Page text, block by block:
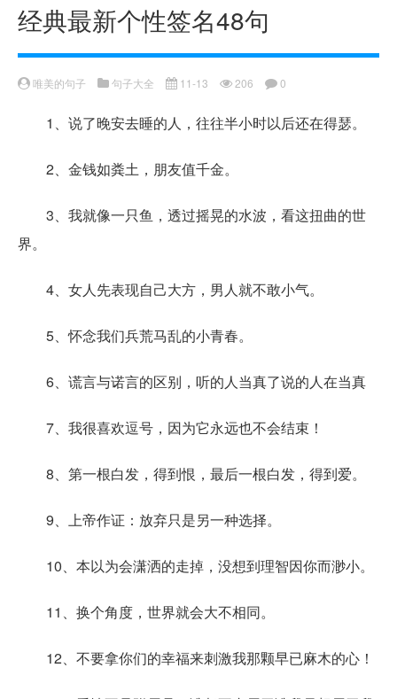
经典最新个性签名48句
唯美的句子 句子大全 11-13 206 0
1、说了晚安去睡的人，往往半小时以后还在得瑟。
2、金钱如粪土，朋友值千金。
3、我就像一只鱼，透过摇晃的水波，看这扭曲的世
界。
4、女人先表现自己大方，男人就不敢小气。
5、怀念我们兵荒马乱的小青春。
6、谎言与诺言的区别，听的人当真了说的人在当真
7、我很喜欢逗号，因为它永远也不会结束！
8、第一根白发，得到恨，最后一根白发，得到爱。
9、上帝作证：放弃只是另一种选择。
10、本以为会潇洒的走掉，没想到理智因你而渺小。
11、换个角度，世界就会大不相同。
12、不要拿你们的幸福来刺激我那颗早已麻木的心！